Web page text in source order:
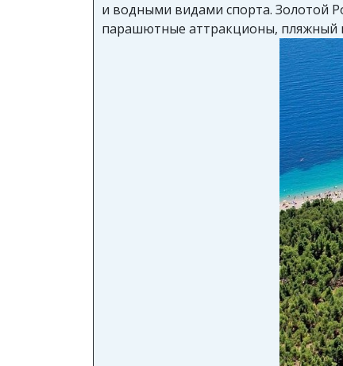
и водными видами спорта. Золотой
парашютные аттракционы, пляжный